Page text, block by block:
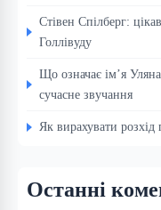
Стівен Спілберг:
Голлівуду
Що означає ім’я
сучасне звучання
Як вирахувати
Останні